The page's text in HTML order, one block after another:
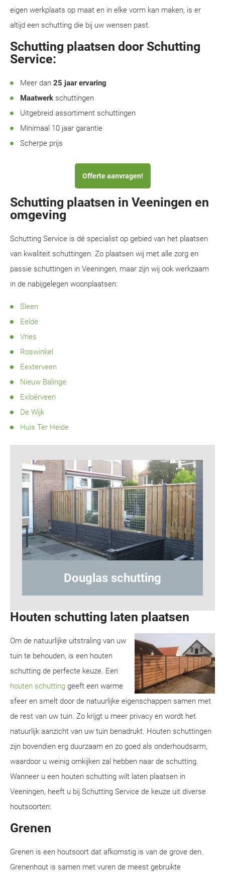
eigen werkplaats op maat en in elke vorm kan maken, is er
altijd een schutting die bij uw wensen past.
Schutting plaatsen door Schutting
Service:
Meer dan 25 jaar ervaring
Maatwerk schuttingen
Uitgebreid assortiment schuttingen
Minimaal 10 jaar garantie
Scherpe prijs
Offerte aanvragen!
Schutting plaatsen in Veeningen en
omgeving
Schutting Service is dé specialist op gebied van het plaatsen
van kwaliteit schuttingen. Zo plaatsen wij met alle zorg en
passie schuttingen in Veeningen, maar zijn wij ook werkzaam
in de nabijgelegen woonplaatsen:
Sleen
Eelde
Vries
Roswinkel
Eexterveen
Nieuw Balinge
Exloërveen
De Wijk
Huis Ter Heide
Hout-betonschutting
Houten schutting laten plaatsen
Om de natuurlijke uitstraling van uw
tuin te behouden, is een houten
schutting de perfecte keuze. Een
houten schutting geeft een warme
sfeer en smelt door de natuurlijke eigenschappen samen met
de rest van uw tuin. Zo krijgt u meer privacy en wordt het
natuurlijk aanzicht van uw tuin benadrukt. Houten schuttingen
zijn bovendien erg duurzaam en zo goed als onderhoudsarm,
waardoor u weinig omkijken zal hebben naar de schutting.
Wanneer u een houten schutting wilt laten plaatsen in
Veeningen, heeft u bij Schutting Service de keuze uit diverse
houtsoorten:
Grenen
Grenen is een houtsoort dat afkomstig is van de grove den.
Grenenhout is samen met vuren de meest gebruikte